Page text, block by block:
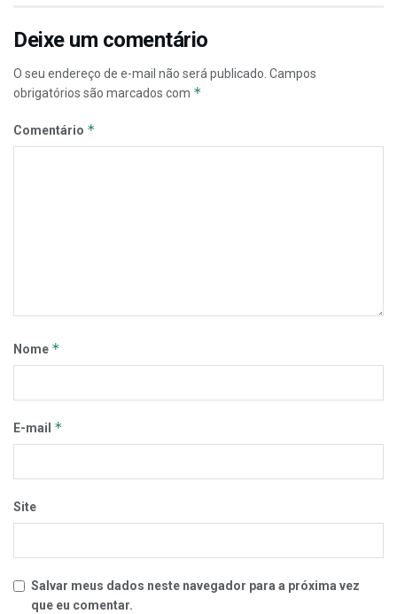
Deixe um comentário
O seu endereço de e-mail não será publicado. Campos
obrigatórios são marcados com *
Comentário *
Nome *
E-mail *
Site
Salvar meus dados neste navegador para a próxima vez
que eu comentar.